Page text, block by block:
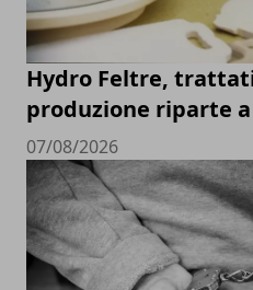
Hydro Feltre,
produzione riparte
07/08/2026